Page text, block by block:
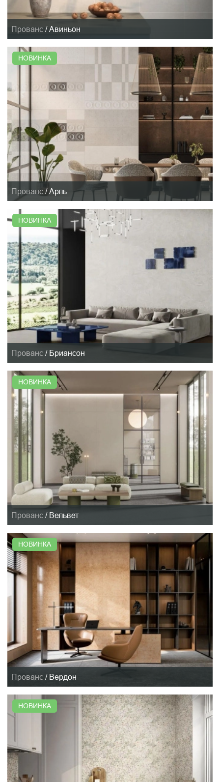
Прованс / Авиньон
НОВИНКА
Прованс / Арль
НОВИНКА
Прованс / Бриансон
НОВИНКА
Прованс / Вельвет
НОВИНКА
Прованс / Вердон
НОВИНКА